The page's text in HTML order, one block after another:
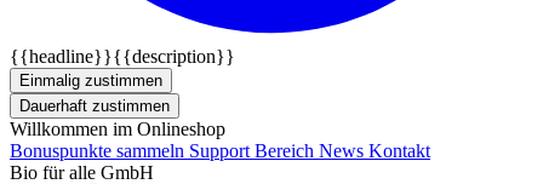
{{headline}}{{description}}
Einmalig zustimmen
Dauerhaft zustimmen
Willkommen im Onlineshop
Bonuspunkte sammeln Support Bereich News Kontakt
Bio für alle GmbH